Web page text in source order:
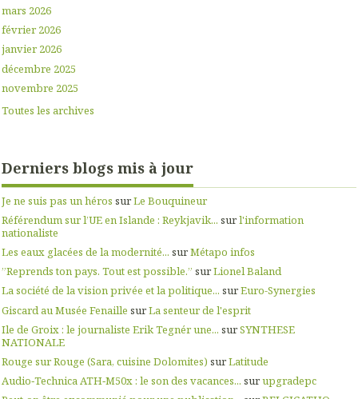
mars 2026
février 2026
janvier 2026
décembre 2025
novembre 2025
Toutes les archives
Derniers blogs mis à jour
Je ne suis pas un héros surLe Bouquineur
Référendum sur l’UE en Islande : Reykjavik... surl'information
nationaliste
Les eaux glacées de la modernité... surMétapo infos
”Reprends ton pays. Tout est possible.” surLionel Baland
La société de la vision privée et la politique... surEuro-Synergies
Giscard au Musée Fenaille surLa senteur de l'esprit
Ile de Groix : le journaliste Erik Tegnér une... surSYNTHESE
NATIONALE
Rouge sur Rouge (Sara, cuisine Dolomites) surLatitude
Audio‑Technica ATH‑M50x : le son des vacances... surupgradepc